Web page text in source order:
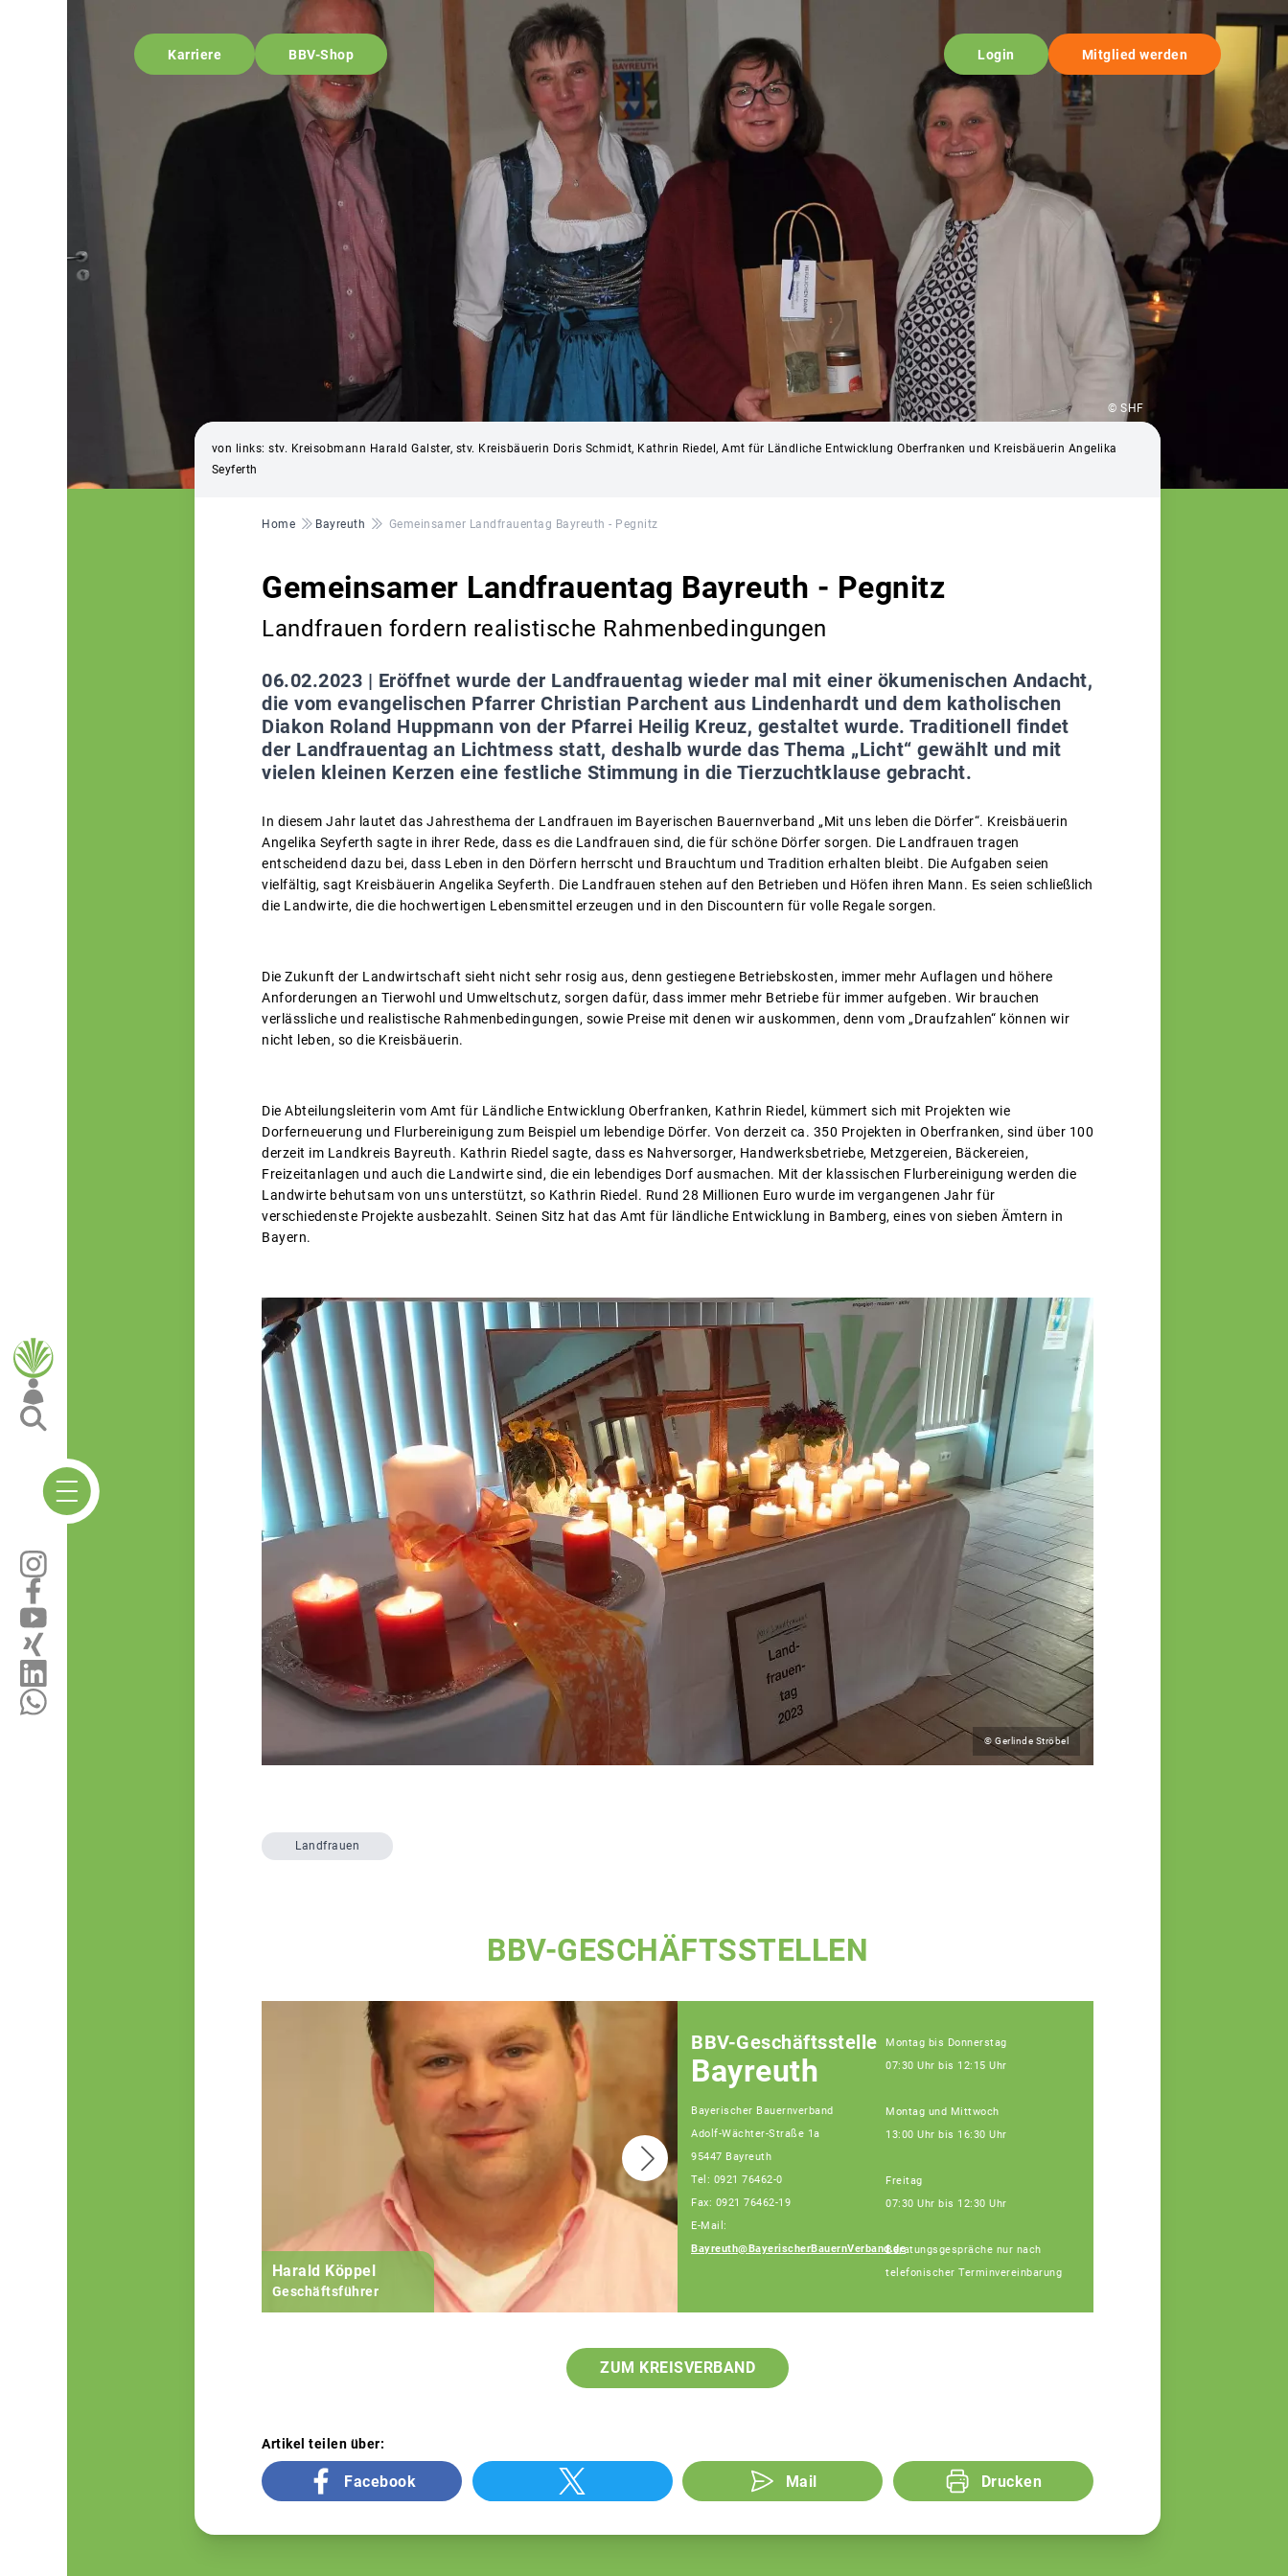
Karriere BBV-Shop Login Mitglied werden
© SHF
von links: stv. Kreisobmann Harald Galster, stv. Kreisbäuerin Doris Schmidt, Kathrin Riedel, Amt für Ländliche Entwicklung Oberfranken und Kreisbäuerin Angelika
Seyferth
Pfadnavigation
Home Bayreuth Gemeinsamer Landfrauentag Bayreuth - Pegnitz
Gemeinsamer Landfrauentag Bayreuth - Pegnitz
Landfrauen fordern realistische Rahmenbedingungen
06.02.2023 | Eröffnet wurde der Landfrauentag wieder mal mit einer ökumenischen Andacht,
die vom evangelischen Pfarrer Christian Parchent aus Lindenhardt und dem katholischen
Diakon Roland Huppmann von der Pfarrei Heilig Kreuz, gestaltet wurde. Traditionell findet
der Landfrauentag an Lichtmess statt, deshalb wurde das Thema „Licht“ gewählt und mit
vielen kleinen Kerzen eine festliche Stimmung in die Tierzuchtklause gebracht.
In diesem Jahr lautet das Jahresthema der Landfrauen im Bayerischen Bauernverband „Mit uns leben die Dörfer“. Kreisbäuerin
Angelika Seyferth sagte in ihrer Rede, dass es die Landfrauen sind, die für schöne Dörfer sorgen. Die Landfrauen tragen
entscheidend dazu bei, dass Leben in den Dörfern herrscht und Brauchtum und Tradition erhalten bleibt. Die Aufgaben seien
vielfältig, sagt Kreisbäuerin Angelika Seyferth. Die Landfrauen stehen auf den Betrieben und Höfen ihren Mann. Es seien schließlich
die Landwirte, die die hochwertigen Lebensmittel erzeugen und in den Discountern für volle Regale sorgen.
Die Zukunft der Landwirtschaft sieht nicht sehr rosig aus, denn gestiegene Betriebskosten, immer mehr Auflagen und höhere
Anforderungen an Tierwohl und Umweltschutz, sorgen dafür, dass immer mehr Betriebe für immer aufgeben. Wir brauchen
verlässliche und realistische Rahmenbedingungen, sowie Preise mit denen wir auskommen, denn vom „Draufzahlen“ können wir
nicht leben, so die Kreisbäuerin.
Die Abteilungsleiterin vom Amt für Ländliche Entwicklung Oberfranken, Kathrin Riedel, kümmert sich mit Projekten wie
Dorferneuerung und Flurbereinigung zum Beispiel um lebendige Dörfer. Von derzeit ca. 350 Projekten in Oberfranken, sind über 100
derzeit im Landkreis Bayreuth. Kathrin Riedel sagte, dass es Nahversorger, Handwerksbetriebe, Metzgereien, Bäckereien,
Freizeitanlagen und auch die Landwirte sind, die ein lebendiges Dorf ausmachen. Mit der klassischen Flurbereinigung werden die
Landwirte behutsam von uns unterstützt, so Kathrin Riedel. Rund 28 Millionen Euro wurde im vergangenen Jahr für
verschiedenste Projekte ausbezahlt. Seinen Sitz hat das Amt für ländliche Entwicklung in Bamberg, eines von sieben Ämtern in
Bayern.
© Gerlinde Ströbel
Landfrauen
BBV-GESCHÄFTSSTELLEN
Harald Köppel
Geschäftsführer
BBV-Geschäftsstelle
Bayreuth
Bayerischer Bauernverband
Adolf-Wächter-Straße 1a
95447 Bayreuth
Tel: 0921 76462-0
Fax: 0921 76462-19
E-Mail:
Bayreuth@BayerischerBauernVerband.de
Montag bis Donnerstag
07:30 Uhr bis 12:15 Uhr
Montag und Mittwoch
13:00 Uhr bis 16:30 Uhr
Freitag
07:30 Uhr bis 12:30 Uhr
Beratungsgespräche nur nach
telefonischer Terminvereinbarung
ZUM KREISVERBAND
Artikel teilen über:
Facebook Mail Drucken